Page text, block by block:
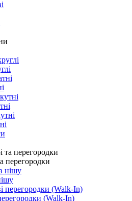
перегородки
(Walk-In)